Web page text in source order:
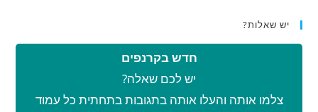
יש שאלות?
חדש בקרנפים
יש לכם שאלה?
צלמו אותה והעלו אותה בתגובות בתחתית כל עמוד